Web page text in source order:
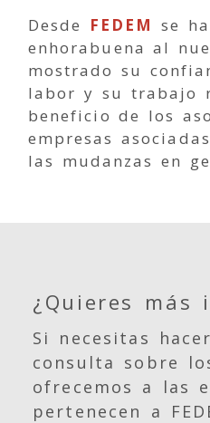
Desde FEDEM se
enhorabuena al
mostrado su
labor y su trabajo
beneficio de los
empresas
las mudanzas en
¿Quieres más
Si necesitas
consulta sobre
ofrecemos a las
pertenecen a